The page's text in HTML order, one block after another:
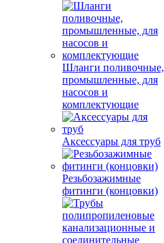
Шланги поливочные,
промышленные, для
насосов и
комплектующие
Аксессуары для труб
Резьбозажимные
фитинги (концовки)